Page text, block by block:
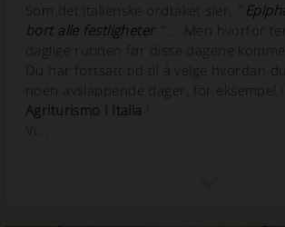
Som det italienske ordtaket sier,
bort alle festligheter" ...
Men hvorfor
daglige rutinen før disse dagene
Du har fortsatt tid til å velge hvordan
noen avslappende dager, for eksempel
Agriturismo i Italia !
Vi...